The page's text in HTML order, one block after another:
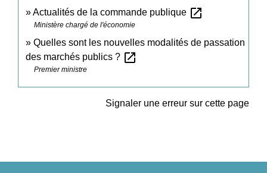
Actualités de la commande publique open_in_new
Ministère chargé de l'économie
Quelles sont les nouvelles modalités de passation
des marchés publics ? open_in_new
Premier ministre
Signaler une erreur sur cette page